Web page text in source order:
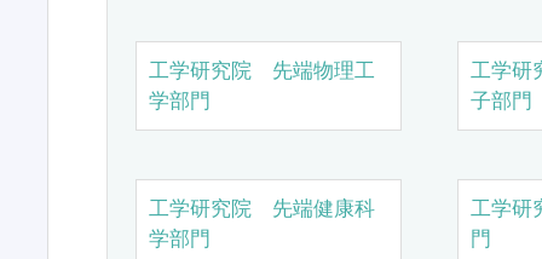
工学研究院 先端物理工
学部門
工学研
子部門
工学研究院 先端健康科
学部門
工学研
門